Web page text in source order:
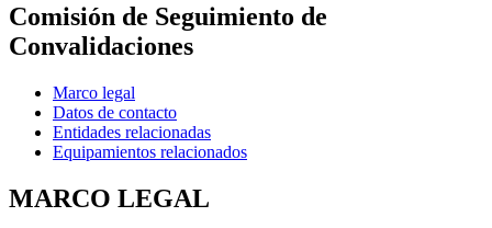
Comisión de Seguimiento de
Convalidaciones
Marco legal
Datos de contacto
Entidades relacionadas
Equipamientos relacionados
MARCO LEGAL